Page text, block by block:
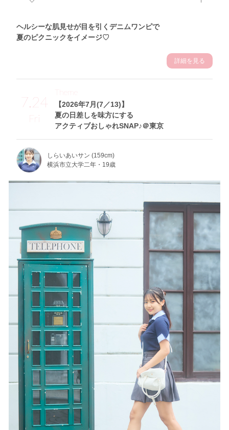
ヘルシーな肌見せが目を引くデニムワンピで
夏のピクニックをイメージ♡
詳細を見る
7.24
Fri
【2026年7月(7／13)】
夏の日差しを味方にする
アクティブおしゃれSNAP♪＠東京
Theme
しらいあいサン (159cm)
横浜市立大学二年・19歳